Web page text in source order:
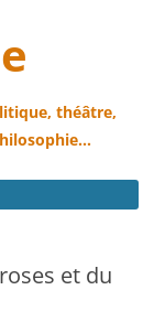
théâtre,
et du